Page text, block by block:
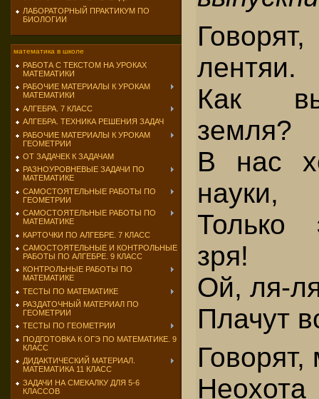
ЛАБОРАТОРНЫЙ ПРАКТИКУМ ПО
БИОЛОГИИ
математика в школе
РАБОТА С ТЕКСТОМ НА УРОКАХ
МАТЕМАТИКИ
РАБОЧИЕ МАТЕРИАЛЫ К УРОКАМ
МАТЕМАТИКИ
АЛГЕБРА. 7 КЛАСС
АЛГЕБРА. ТЕХНИКА РЕШЕНИЯ ЗАДАЧ
РАБОЧИЕ МАТЕРИАЛЫ К УРОКАМ
ГЕОМЕТРИИ
ОТ ЗАДАЧЕК К ЗАДАЧАМ
РАЗНОУРОВНЕВЫЕ ЗАДАЧИ ПО
МАТЕМАТИКЕ
САМОСТОЯТЕЛЬНЫЕ РАБОТЫ ПО
ГЕОМЕТРИИ
САМОСТОЯТЕЛЬНЫЕ РАБОТЫ ПО
МАТЕМАТИКЕ
КАРТОЧКИ ПО АЛГЕБРЕ. 7 КЛАСС
САМОСТОЯТЕЛЬНЫЕ И КОНТРОЛЬНЫЕ
РАБОТЫ ПО АЛГЕБРЕ. 9 КЛАСС
КОНТРОЛЬНЫЕ РАБОТЫ ПО
МАТЕМАТИКЕ
ТЕСТЫ ПО МАТЕМАТИКЕ
РАЗДАТОЧНЫЙ МАТЕРИАЛ ПО
ГЕОМЕТРИИ
ТЕСТЫ ПО ГЕОМЕТРИИ
ПОДГОТОВКА К ОГЭ ПО МАТЕМАТИКЕ. 9
КЛАСС
ДИДАКТИЧЕСКИЙ МАТЕРИАЛ.
МАТЕМАТИКА 11 КЛАСС
ЗАДАЧИ НА СМЕКАЛКУ ДЛЯ 5-6
КЛАССОВ
лентяи.
Как
земля?
В нас
науки,
Только
зря!
Ой, ля-
Плачут